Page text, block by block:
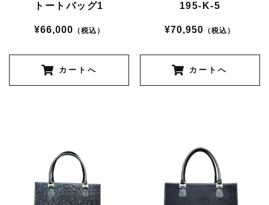
トートバッグ1
¥66,000 （税込）
カートへ
195-K-5
¥70,950 （税込）
カートへ